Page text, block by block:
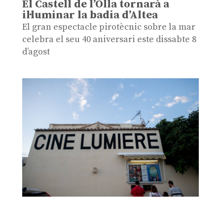
El Castell de l’Olla tornarà a
il·luminar la badia d’Altea
El gran espectacle pirotècnic sobre la mar
celebra el seu 40 aniversari este dissabte 8
d’agost